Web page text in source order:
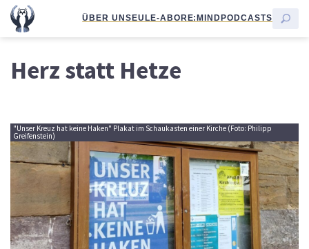
ÜBER UNSEULE-ABORE:MINDPODCASTS
Herz statt Hetze
"Unser Kreuz hat keine Haken" Plakat im Schaukasten einer Kirche (Foto: Philipp
Greifenstein)